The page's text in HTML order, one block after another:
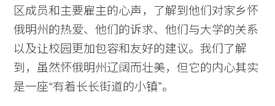
区成员和主要雇主的心声，了解到他们对家乡怀
俄明州的热爱、他们的诉求、他们与大学的关系
以及让校园更加包容和友好的建议。我们了解
到，虽然怀俄明州辽阔而壮美，但它的内心其实
是一座“有着长长街道的小镇”。